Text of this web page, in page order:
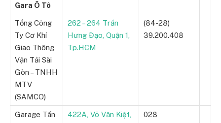
Gara Ô Tô
Tổng Công
Ty Cơ Khí
Giao Thông
Vận Tải Sài
Gòn – TNHH
MTV
(SAMCO)
262 – 264 Trần
Hưng Đạo, Quận 1,
Tp.HCM
(84-28)
39.200.408
Garage Tấn
422A, Võ Văn Kiệt,
028